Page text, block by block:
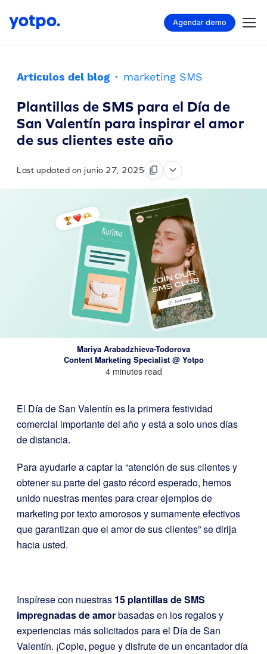
Agendar demo
Artículos del blog · marketing SMS
Plantillas de SMS para el Día de
San Valentín para inspirar el amor
de sus clientes este año
Last updated on junio 27, 2025
Mariya Arabadzhieva-Todorova
Content Marketing Specialist @ Yotpo
4 minutes read
El Día de San Valentín es la primera festividad
comercial importante del año y está a solo unos días
de distancia.
Para ayudarle a captar la “atención de sus clientes y
obtener su parte del gasto récord esperado, hemos
unido nuestras mentes para crear ejemplos de
marketing por texto amorosos y sumamente efectivos
que garantizan que el amor de sus clientes” se dirija
hacia usted.
Inspírese con nuestras 15 plantillas de SMS
impregnadas de amorbasadas en los regalos y
experiencias más solicitados para el Día de San
Valentín. ¡Copie, pegue y disfrute de un encantador día